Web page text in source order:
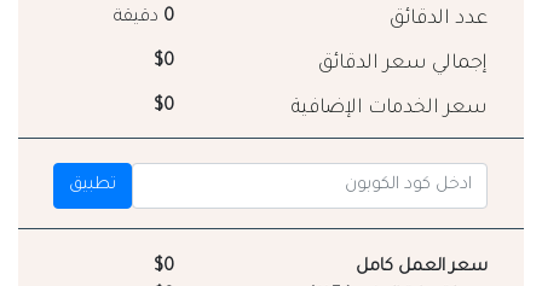
عدد الدقائق 0 دقيقة
إجمالي سعر الدقائق $0
سعر الخدمات الإضافية $0
تطبيق
سعر العمل كامل
$0